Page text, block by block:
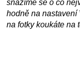
snažíme se o co
hodně na nastavení
na fotky koukáte na